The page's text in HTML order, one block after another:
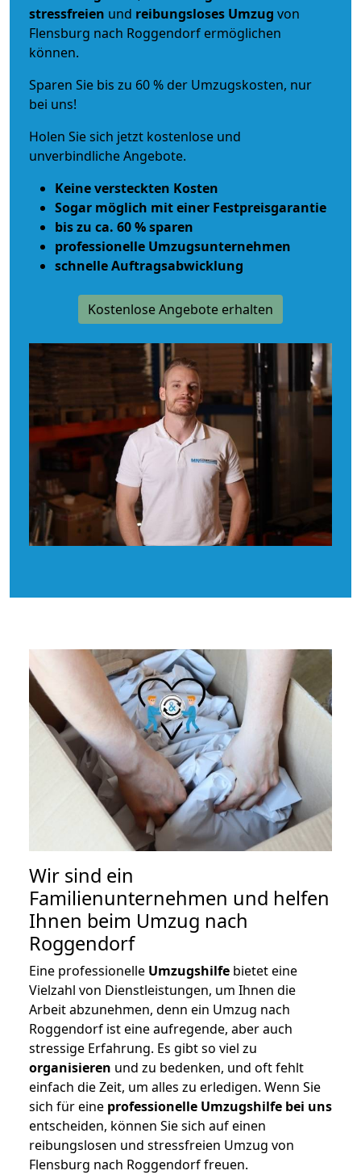
stressfreien und reibungsloses Umzug von
Flensburg nach Roggendorf ermöglichen
können.
Sparen Sie bis zu 60 % der Umzugskosten, nur
bei uns!
Holen Sie sich jetzt kostenlose und
unverbindliche Angebote.
Keine versteckten Kosten
Sogar möglich mit einer Festpreisgarantie
bis zu ca. 60 % sparen
professionelle Umzugsunternehmen
schnelle Auftragsabwicklung
Kostenlose Angebote erhalten
Wir sind ein
Familienunternehmen und helfen
Ihnen beim Umzug nach
Roggendorf
Eine professionelle Umzugshilfe bietet eine
Vielzahl von Dienstleistungen, um Ihnen die
Arbeit abzunehmen, denn ein Umzug nach
Roggendorf ist eine aufregende, aber auch
stressige Erfahrung. Es gibt so viel zu
organisieren und zu bedenken, und oft fehlt
einfach die Zeit, um alles zu erledigen. Wenn Sie
sich für eine professionelle Umzugshilfe bei uns
entscheiden, können Sie sich auf einen
reibungslosen und stressfreien Umzug von
Flensburg nach Roggendorf freuen.